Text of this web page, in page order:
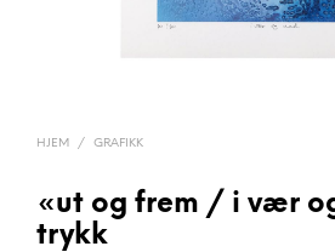
HJEM / GRAFIKK
«ut og frem / i vær
trykk